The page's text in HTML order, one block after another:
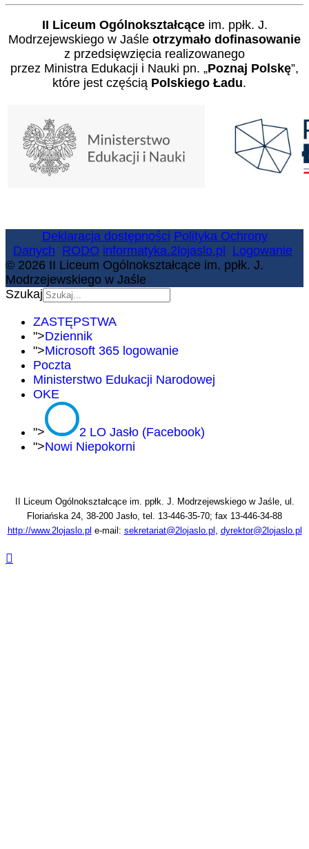
II Liceum Ogólnokształcąceim. ppłk. J.
Modrzejewskiego w Jaśle otrzymało dofinasowanie
z przedsięwzięcia realizowanego
przez Ministra Edukacji i Nauki pn. „Poznaj Polskę”,
które jest częścią Polskiego Ładu.
Deklaracja dostępności Polityka Ochrony
Danych RODO informatyka.2lojaslo.pl
Logowanie
© 2026 II Liceum Ogólnokształcące im. ppłk. J.
Modrzejewskiego w Jaśle
Szukaj
ZASTĘPSTWA
">Dziennik
">Microsoft 365 logowanie
Poczta
Ministerstwo Edukacji Narodowej
OKE
">
2 LO Jasło (Facebook)
">Nowi Niepokorni
II Liceum Ogólnokształcące im. ppłk. J. Modrzejewskiego w Jaśle, ul.
Floriańska 24, 38-200 Jasło, tel. 13-446-35-70; fax 13-446-34-88
http://www.2lojaslo.pl e-mail: sekretariat@2lojaslo.pl , dyrektor@2lojaslo.pl